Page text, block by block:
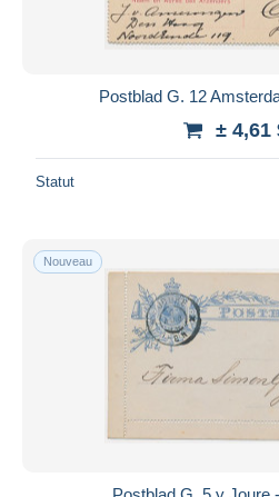
Postblad G. 12
± 4,61
Statut
Nouveau